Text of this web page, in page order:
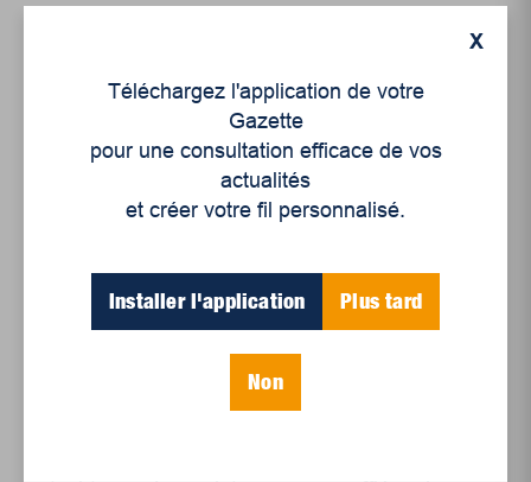
différents milieux qui explorent plusieurs médias.
sur le corps et la sexualité des femmes
autochtones. Le deuxième projet,
Puhkutatau qui signifie « celles qui fabriquent de
leurs mains », est issu d’un enseignement sur les
raquettes de marche et d’une formation en
nouveau collectif artistique, qui présentera une
avril 2026, en collaboration avec le Département
X
Téléchargez l'application de votre
Gazette
pour une consultation efficace de vos
actualités
et créer votre fil personnalisé.
Installer l'application Plus tard
Non